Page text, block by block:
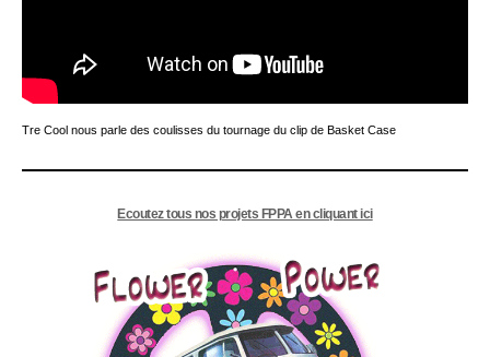
Tre Cool nous parle des coulisses du tournage du clip de Basket Case
Ecoutez tous nos projets FPPA en cliquant ici